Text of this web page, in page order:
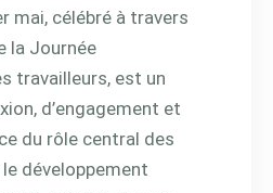
mai, célébré à travers
la Journée
travailleurs, est un
d’engagement et
du rôle central des
développement